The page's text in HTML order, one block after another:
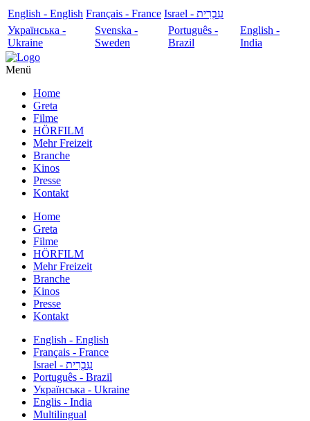
English - English Français - France
עִבְרִית - Israel
Українська -
Ukraine
Svenska -
Sweden
Português -
Brazil
English -
India
Menü
Home
Greta
Filme
HÖRFILM
Mehr Freizeit
Branche
Kinos
Presse
Kontakt
Home
Greta
Filme
HÖRFILM
Mehr Freizeit
Branche
Kinos
Presse
Kontakt
English - English
Français - France
עִבְרִית - Israel
Português - Brazil
Українська - Ukraine
Englis - India
Multilingual